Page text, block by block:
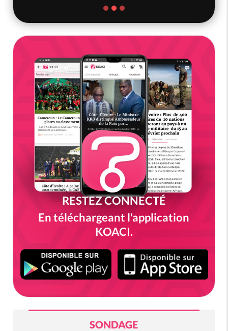
RESTEZ CONNECTÉ
En téléchargeant l'application
KOACI.
SONDAGE